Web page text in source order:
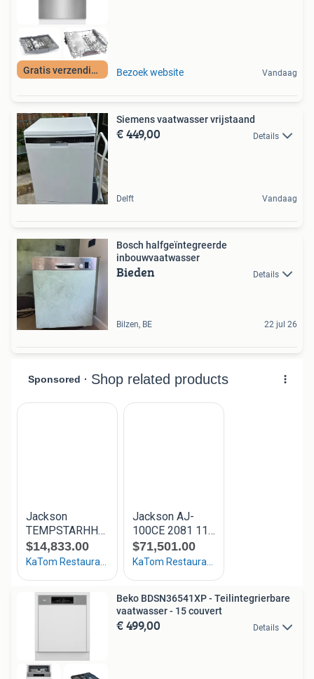
Gratis verzending Bezoek website Vandaag
Siemens vaatwasser vrijstaand
€ 449,00 Details
Delft Vandaag
Bosch halfgeïntegreerde
inbouwvaatwasser
Bieden Details
Bilzen, BE 22 jul 26
Beko BDSN36541XP - Teilintegrierbare
vaatwasser - 15 couvert
€ 499,00 Details